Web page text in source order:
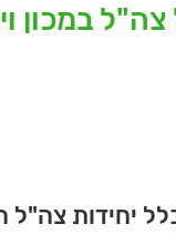
במכון
יחידות צה"ל